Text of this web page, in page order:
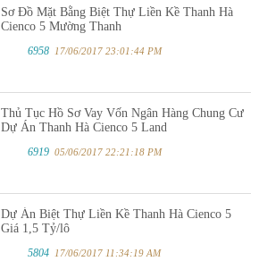
Sơ Đồ Mặt Bằng Biệt Thự Liền Kề Thanh Hà
Cienco 5 Mường Thanh
6958 17/06/2017 23:01:44 PM
Thủ Tục Hồ Sơ Vay Vốn Ngân Hàng Chung Cư
Dự Án Thanh Hà Cienco 5 Land
6919 05/06/2017 22:21:18 PM
Dự Án Biệt Thự Liền Kề Thanh Hà Cienco 5
Giá 1,5 Tỷ/lô
5804 17/06/2017 11:34:19 AM